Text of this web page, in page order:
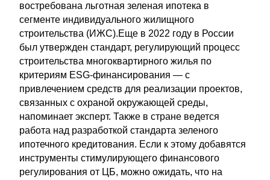
востребована льготная зеленая ипотека в
сегменте индивидуального жилищного
строительства (ИЖС).Еще в 2022 году в России
был утвержден стандарт, регулирующий процесс
строительства многоквартирного жилья по
критериям ESG-финансирования — с
привлечением средств для реализации проектов,
связанных с охраной окружающей среды,
напоминает эксперт. Также в стране ведется
работа над разработкой стандарта зеленого
ипотечного кредитования. Если к этому добавятся
инструменты стимулирующего финансового
регулирования от ЦБ, можно ожидать, что на